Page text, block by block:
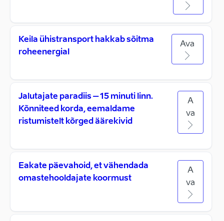
Keila ühistransport hakkab sõitma
roheenergial
Ava
Jalutajate paradiis – 15 minuti linn.
Kõnniteed korda, eemaldame
ristumistelt kõrged äärekivid
A
va
Eakate päevahoid, et vähendada
omastehooldajate koormust
A
va